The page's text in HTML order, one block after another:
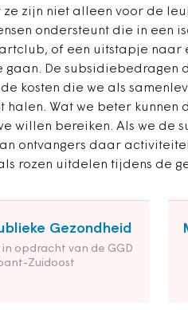
ze zijn niet alleen voor de
ondersteunt die in een
of een uitstapje
gaan. De subsidiebedragen
kosten die we als
halen. Wat we beter kunnen
willen bereiken. Als we de
ontvangers daar
rozen uitdelen tijdens de
Gezondheid
in opdracht van de GGD
Zuidoost